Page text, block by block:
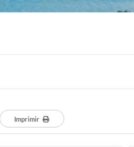
Imprimir